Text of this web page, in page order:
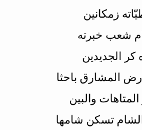
زمكانين
شعب خبرته
كر الجديدين
المشارق باحثا
والبين
تسكن شامها